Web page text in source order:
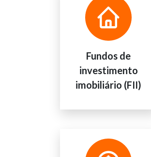
Fundos de
investimento
imobiliário (FII)